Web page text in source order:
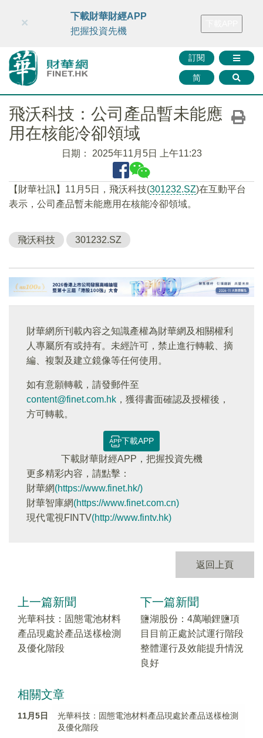
財華智庫網 FINTV FINMETA 財華證券 媒體矩陣
訂閱
简
×
下載財華財經APP
把握投資先機
飛沃科技：公司產品暫未能應
用在核能冷卻領域
日期： 2025年11月5日 上午11:23
【財華社訊】11月5日，飛沃科技(301232.SZ)在互動平台
表示，公司產品暫未能應用在核能冷卻領域。
飛沃科技 301232.SZ
財華網所刊載內容之知識產權為財華網及相關權利
人專屬所有或持有。未經許可，禁止進行轉載、摘
編、複製及建立鏡像等任何使用。
如有意願轉載，請發郵件至
content@finet.com.hk ，獲得書面確認及授權後，
方可轉載。
下載APP
下載財華財經APP，把握投資先機
更多精彩内容，請點擊：
財華網(https://www.finet.hk/)
財華智庫網(https://www.finet.com.cn)
現代電視FINTV(http://www.fintv.hk)
返回上頁
上一篇新聞
光華科技：固態電池材料
產品現處於產品送樣檢測
及優化階段
下一篇新聞
鹽湖股份：4萬噸鋰鹽項
目目前正處於試運行階段
整體運行及效能提升情況
良好
相關文章
11月5日
光華科技：固態電池材料產品現處於產品送樣檢測
及優化階段